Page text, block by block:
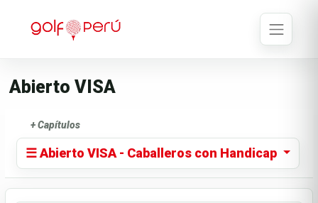
Abierto VISA
+ Capítulos
☰ Abierto VISA - Caballeros con Handicap